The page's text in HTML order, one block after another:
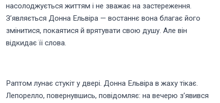
насолоджується життям і не зважає на застереження.
З’являється Донна Ельвіра — востаннє вона благає його
змінитися, покаятися й врятувати свою душу. Але він
відкидає її слова.
Раптом лунає стукіт у двері. Донна Ельвіра в жаху тікає.
Лепорелло, повернувшись, повідомляє: на вечерю з’явився